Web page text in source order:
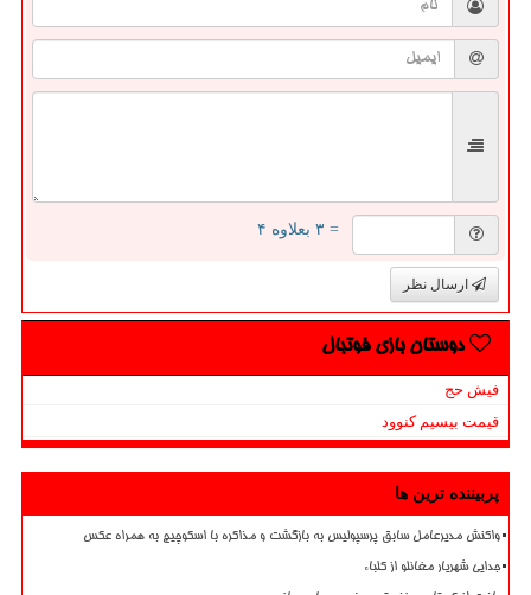
= ۳ بعلاوه ۴
ارسال نظر
دوستان بازی فوتبال
فیش حج
قیمت بیسیم کنوود
پربیننده ترین ها
واکنش مدیرعامل سابق پرسپولیس به بازگشت و مذاکره با اسکوچیچ به همراه عکس
جدایی شهریار مغانلو از کلباء